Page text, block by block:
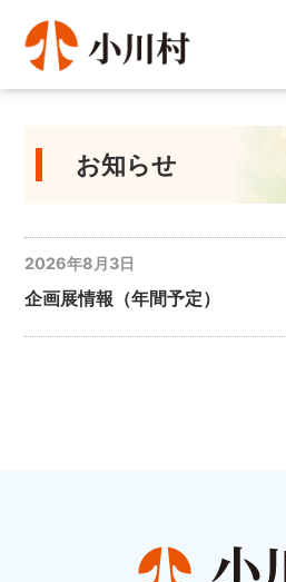
お知らせ
2026年8月3日
企画展情報（年間予定）